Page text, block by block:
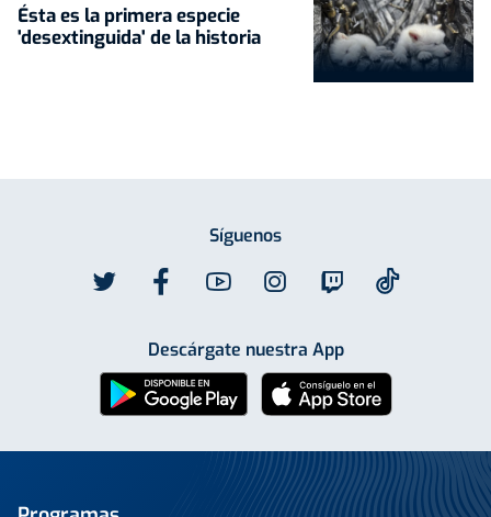
Ésta es la primera especie
'desextinguida' de la historia
Síguenos
Descárgate nuestra App